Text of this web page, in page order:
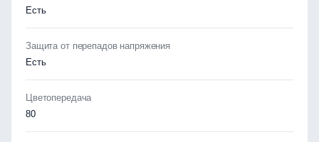
Есть
Защита от перепадов напряжения
Есть
Цветопередача
80